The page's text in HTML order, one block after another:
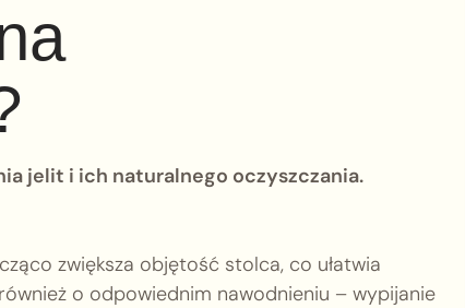
jelit i ich naturalnego oczyszczania.
zwiększa objętość stolca, co ułatwia
o odpowiednim nawodnieniu – wypijanie